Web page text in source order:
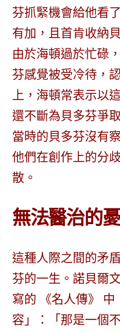
芬抓緊機會給他看
有加，且首肯收納
由於海頓過於忙碌
芬感覺被受冷待，
上，海頓常表示以
還不斷為貝多芬爭
當時的貝多芬沒有
他們在創作上的分
散。
無法醫治的
這種人際之間的矛
芬的一生。諾貝爾
寫的 《名人傳》
容」：「那是一個